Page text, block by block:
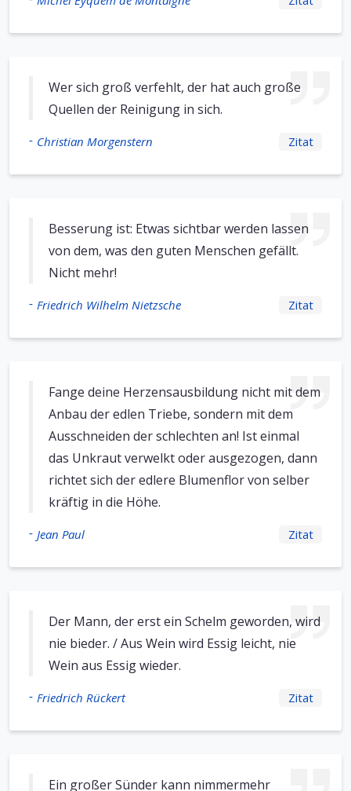
Wer sich groß verfehlt, der hat auch große
Quellen der Reinigung in sich.
- Christian Morgenstern Zitat
Besserung ist: Etwas sichtbar werden lassen
von dem, was den guten Menschen gefällt.
Nicht mehr!
- Friedrich Wilhelm Nietzsche Zitat
Fange deine Herzensausbildung nicht mit dem
Anbau der edlen Triebe, sondern mit dem
Ausschneiden der schlechten an! Ist einmal
das Unkraut verwelkt oder ausgezogen, dann
richtet sich der edlere Blumenflor von selber
kräftig in die Höhe.
- Jean Paul Zitat
Der Mann, der erst ein Schelm geworden, wird
nie bieder. / Aus Wein wird Essig leicht, nie
Wein aus Essig wieder.
- Friedrich Rückert Zitat
Ein großer Sünder kann nimmermehr